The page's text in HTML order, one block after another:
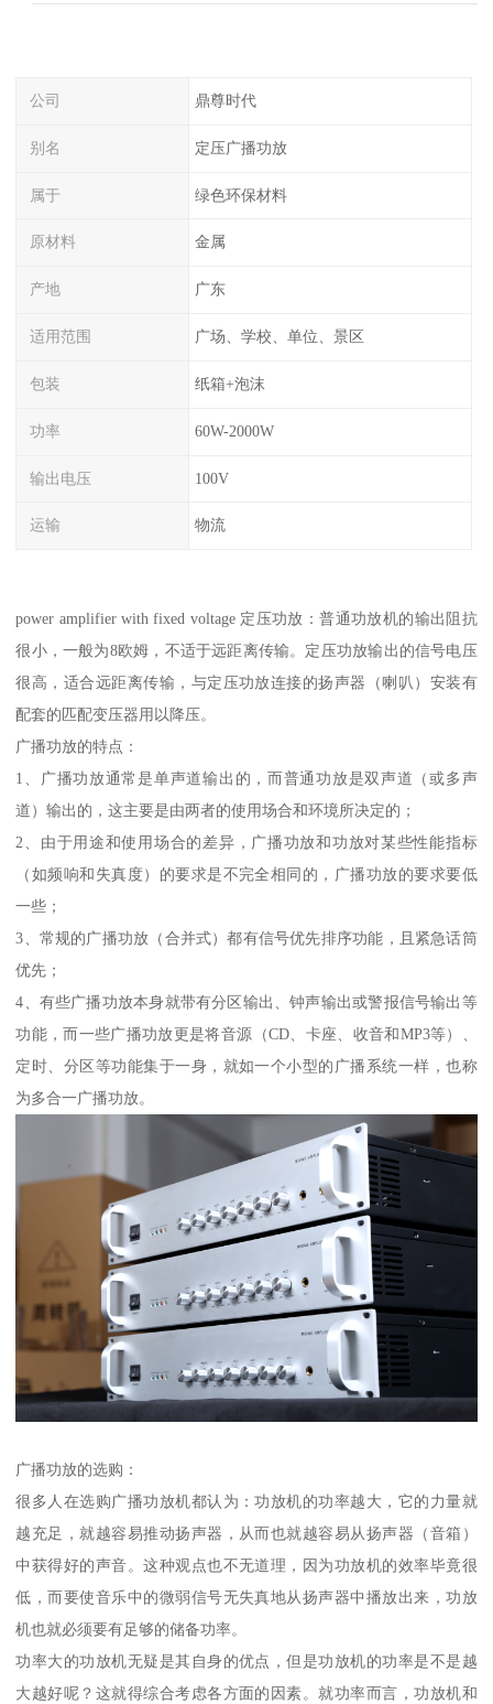
公司 鼎尊时代
别名 定压广播功放
属于 绿色环保材料
原材料 金属
产地 广东
适用范围 广场、学校、单位、景区
包装 纸箱+泡沫
功率 60W-2000W
输出电压 100V
运输 物流
power amplifier with fixed voltage 定压功放：普通功放机的输出阻抗
很小，一般为8欧姆，不适于远距离传输。定压功放输出的信号电压
很高，适合远距离传输，与定压功放连接的扬声器（喇叭）安装有
配套的匹配变压器用以降压。
广播功放的特点：
1、广播功放通常是单声道输出的，而普通功放是双声道（或多声
道）输出的，这主要是由两者的使用场合和环境所决定的；
2、由于用途和使用场合的差异，广播功放和功放对某些性能指标
（如频响和失真度）的要求是不完全相同的，广播功放的要求要低
一些；
3、常规的广播功放（合并式）都有信号优先排序功能，且紧急话筒
优先；
4、有些广播功放本身就带有分区输出、钟声输出或警报信号输出等
功能，而一些广播功放更是将音源（CD、卡座、收音和MP3等）、
定时、分区等功能集于一身，就如一个小型的广播系统一样，也称
为多合一广播功放。
广播功放的选购：
很多人在选购广播功放机都认为：功放机的功率越大，它的力量就
越充足，就越容易推动扬声器，从而也就越容易从扬声器（音箱）
中获得好的声音。这种观点也不无道理，因为功放机的效率毕竟很
低，而要使音乐中的微弱信号无失真地从扬声器中播放出来，功放
机也就必须要有足够的储备功率。
功率大的功放机无疑是其自身的优点，但是功放机的功率是不是越
大越好呢？这就得综合考虑各方面的因素。就功率而言，功放机和